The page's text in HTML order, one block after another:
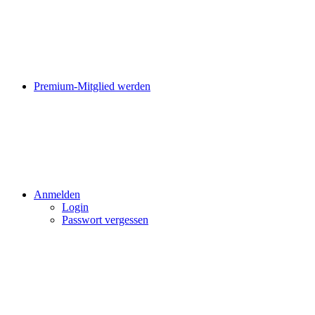
Premium-Mitglied werden
Anmelden
Login
Passwort vergessen